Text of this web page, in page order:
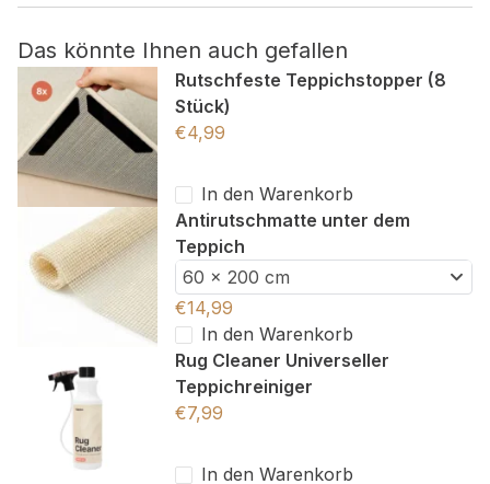
Das könnte Ihnen auch gefallen
Rutschfeste Teppichstopper (8
Stück)
€4,99
In den Warenkorb
Antirutschmatte unter dem
Teppich
60 x 200 cm
€14,99
In den Warenkorb
Rug Cleaner Universeller
Teppichreiniger
€7,99
In den Warenkorb
wurden.
Alle ablehnen
Meine Einstellungen speichern